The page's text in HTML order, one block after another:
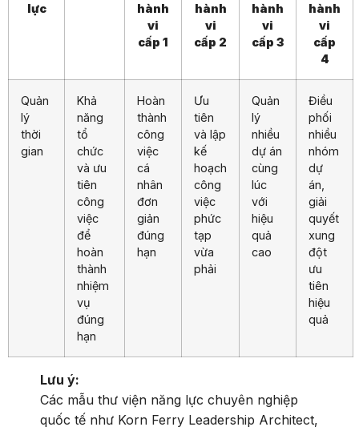
lực
hành
vi
cấp 1
hành
vi
cấp 2
hành
vi
cấp 3
hành
vi
cấp
4
Quản
lý
thời
gian
Khả
năng
tổ
chức
và ưu
tiên
công
việc
để
hoàn
thành
nhiệm
vụ
đúng
hạn
Hoàn
thành
công
việc
cá
nhân
đơn
giản
đúng
hạn
Ưu
tiên
và lập
kế
hoạch
công
việc
phức
tạp
vừa
phải
Quản
lý
nhiều
dự án
cùng
lúc
với
hiệu
quả
cao
Điều
phối
nhiều
nhóm
dự
án,
giải
quyết
xung
đột
ưu
tiên
hiệu
quả
Lưu ý:
Các mẫu thư viện năng lực chuyên nghiệp
quốc tế như Korn Ferry Leadership Architect,